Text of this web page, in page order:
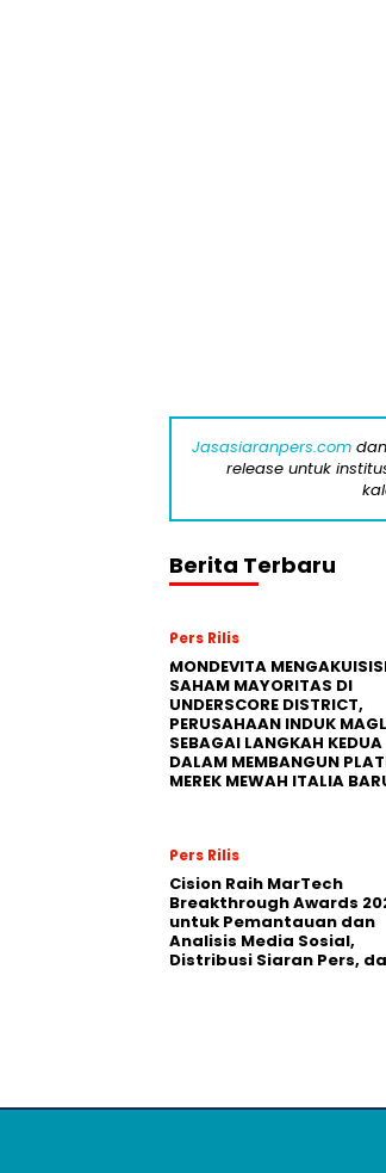
Jasasiaranpers.comdan
release untuk
Berita Terbaru
Pers Rilis
MONDEVITA
SAHAM MAYORITAS DI
UNDERSCORE DISTRICT,
PERUSAHAAN INDUK
SEBAGAI LANGKAH KEDUA
DALAM MEMBANGUN
MEREK MEWAH ITALIA
Pers Rilis
Cision Raih MarTech
Breakthrough Awards
untuk Pemantauan dan
Analisis Media Sosial,
Distribusi Siaran Pers,